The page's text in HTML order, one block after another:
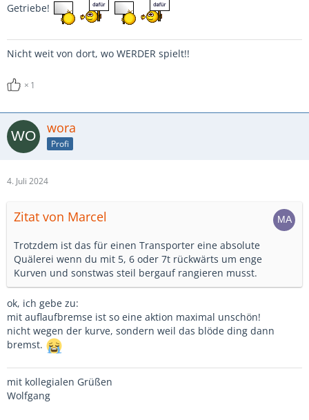
Getriebe!
Nicht weit von dort, wo WERDER spielt!!
1
wora
Profi
4. Juli 2024
Zitat von Marcel
Trotzdem ist das für einen Transporter eine absolute
Quälerei wenn du mit 5, 6 oder 7t rückwärts um enge
Kurven und sonstwas steil bergauf rangieren musst.
ok, ich gebe zu:
mit auflaufbremse ist so eine aktion maximal unschön!
nicht wegen der kurve, sondern weil das blöde ding dann
bremst.
mit kollegialen Grüßen
Wolfgang